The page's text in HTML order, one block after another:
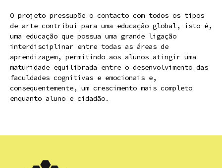
O projeto pressupõe o contacto com todos os tipos
de arte contribui para uma educação global, isto é,
uma educação que possua uma grande ligação
interdisciplinar entre todas as áreas de
aprendizagem, permitindo aos alunos atingir uma
maturidade equilibrada entre o desenvolvimento das
faculdades cognitivas e emocionais e,
consequentemente, um crescimento mais completo
enquanto aluno e cidadão.